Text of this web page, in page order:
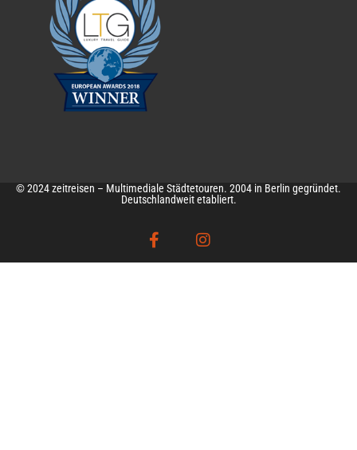
© 2024 zeitreisen – Multimediale Städtetouren. 2004 in Berlin gegründet.
Deutschlandweit etabliert.